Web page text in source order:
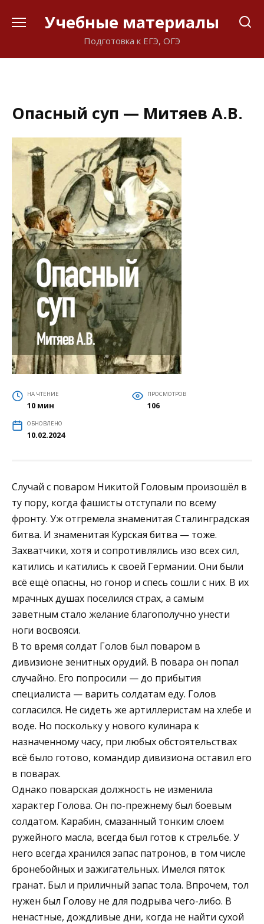
Учебные материалы
Подготовка к ЕГЭ, ОГЭ
Опасный суп — Митяев А.В.
НА ЧТЕНИЕ
10 мин
ПРОСМОТРОВ
106
ОБНОВЛЕНО
10.02.2024
Случай с поваром Никитой Головым произошёл в
ту пору, когда фашисты отступали по всему
фронту. Уж отгремела знаменитая Сталинградская
битва. И знаменитая Курская битва — тоже.
Захватчики, хотя и сопротивлялись изо всех сил,
катились и катились к своей Германии. Они были
всё ещё опасны, но гонор и спесь сошли с них. В их
мрачных душах поселился страх, а самым
заветным стало желание благополучно унести
ноги восвояси.
В то время солдат Голов был поваром в
дивизионе зенитных орудий. В повара он попал
случайно. Его попросили — до прибытия
специалиста — варить солдатам еду. Голов
согласился. Не сидеть же артиллеристам на хлебе и
воде. Но поскольку у нового кулинара к
назначенному часу, при любых обстоятельствах
всё было готово, командир дивизиона оставил его
в поварах.
Однако поварская должность не изменила
характер Голова. Он по-прежнему был боевым
солдатом. Карабин, смазанный тонким слоем
ружейного масла, всегда был готов к стрельбе. У
него всегда хранился запас патронов, в том числе
бронебойных и зажигательных. Имелся пяток
гранат. Был и приличный запас тола. Впрочем, тол
нужен был Голову не для подрыва чего-либо. В
ненастные, дождливые дни, когда не найти сухой